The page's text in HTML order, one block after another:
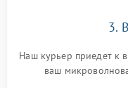
3.
Наш курьер приедет к
ваш